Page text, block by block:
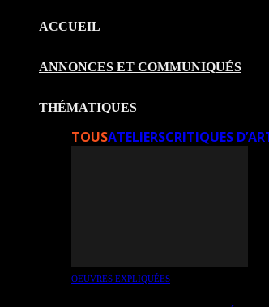
ACCUEIL
ANNONCES ET COMMUNIQUÉS
THÉMATIQUES
TOUSATELIERSCRITIQUES
OEUVRES EXPLIQUÉES